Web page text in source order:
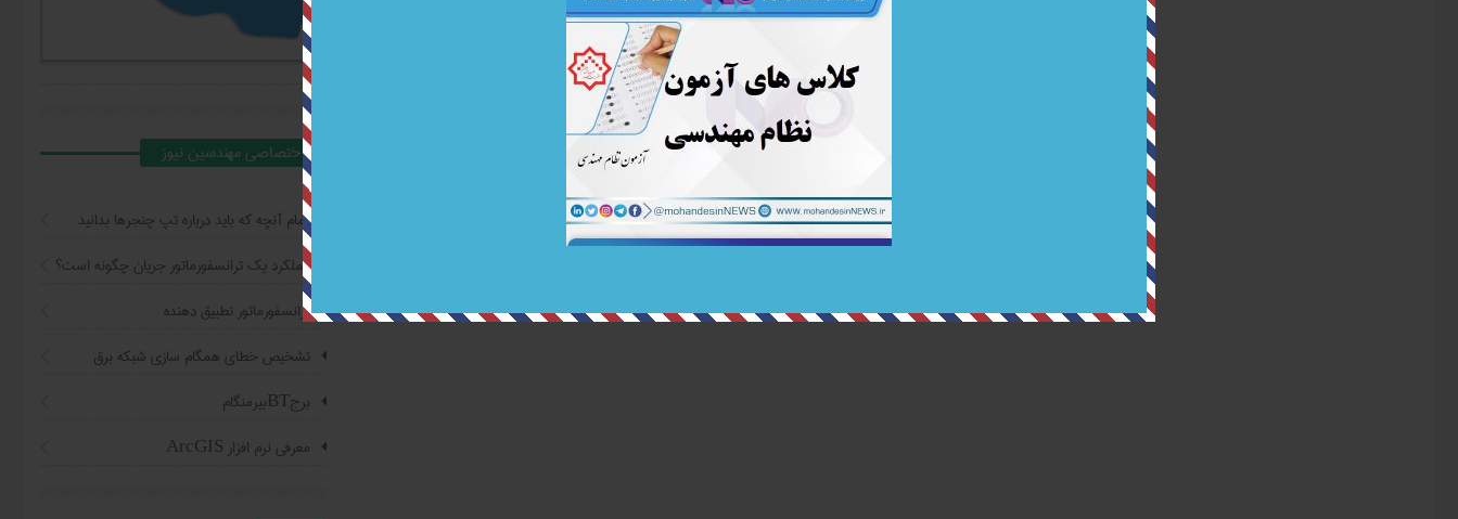
اختصاصي مهندسين نيوز
تمام آنچه که باید درباره تپ چنجرها بدانید
عملکرد یک ترانسفورماتور جریان چگونه است؟
ترانسفورماتور تطبیق دهنده
تشخیص خطای همگام سازی شبکه برق
برجBTبیرمنگام
معرفی نرم افزار ArcGIS